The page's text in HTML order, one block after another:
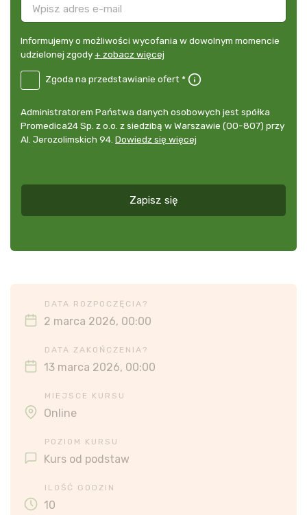
Informujemy
o
wycofania
dowolnym
momencie
udzielonej
Informujemy o możliwości wycofania w dowolnym momencie
udzielonej zgody+ zobacz więcej
DE
przedstawianie
Zgoda na przedstawianie ofert *
Administrator
danych
osobowych
Administratorem Państwa danych osobowych jest spółka
Promedica24 Sp. z o.o. z siedzibą w Warszawie (00-807) przy
Al. Jerozolimskich 94. Dowiedz się więcej
Zapisz się
DATA ROZPOCZĘCIA?
2 marca 2026, 00:00
DATA ZAKOŃCZENIA?
13 marca 2026, 00:00
MIEJSCE KURSU
Online
POZIOM KURSU
Kurs od podstaw
ILOŚĆ GODZIN
10